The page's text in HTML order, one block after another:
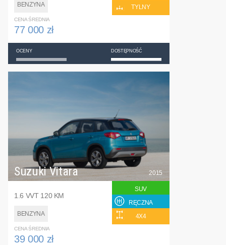
BENZYNA
TYLNY
CENA ŚREDNIA
77 000 zł
OCENY DOSTĘPNOŚĆ
Suzuki Vitara
1.6 VVT 120 KM
BENZYNA
2015
SUV
RĘCZNA
4X4
CENA ŚREDNIA
39 000 zł